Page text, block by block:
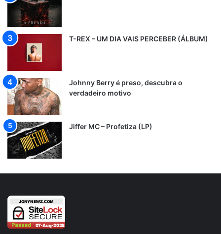
T-REX – UM DIA VAIS PERCEBER (ÁLBUM)
Johnny Berry é preso, descubra o
verdadeiro motivo
Jiffer MC – Profetiza (LP)